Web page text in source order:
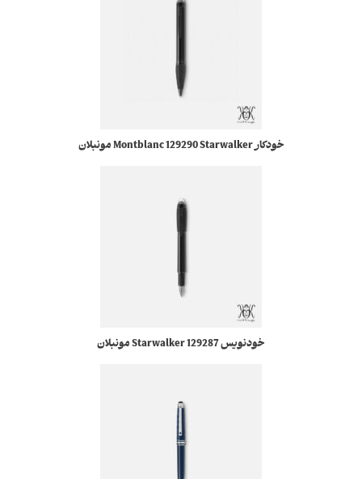
خودکار Montblanc 129290 Starwalker مونبلان
خودنویس 129287 Starwalker مونبلان